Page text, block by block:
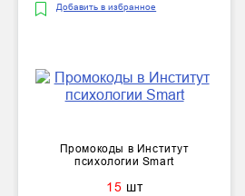
Добавить в избранное
Промокоды в Институт
психологии Smart
15 шт